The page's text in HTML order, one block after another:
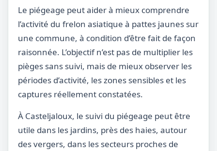
Le piégeage peut aider à mieux comprendre
l’activité du frelon asiatique à pattes jaunes sur
une commune, à condition d’être fait de façon
raisonnée. L’objectif n’est pas de multiplier les
pièges sans suivi, mais de mieux observer les
périodes d’activité, les zones sensibles et les
captures réellement constatées.
À Casteljaloux, le suivi du piégeage peut être
utile dans les jardins, près des haies, autour
des vergers, dans les secteurs proches de